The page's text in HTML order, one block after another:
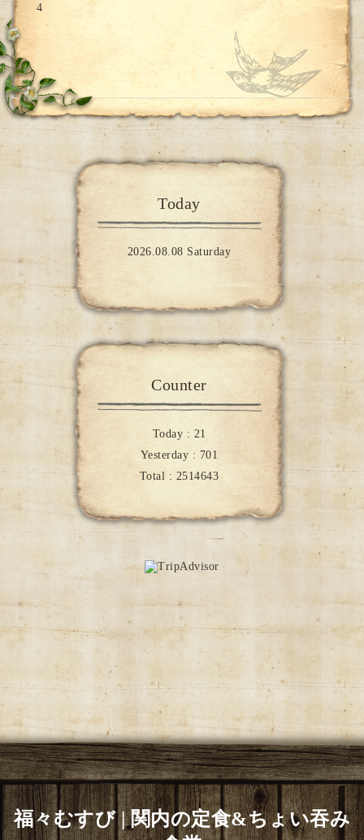
4
Today
2026.08.08 Saturday
Counter
Today : 21
Yesterday : 701
Total : 2514643
福々むすび | 関内の定食&ちょい吞み